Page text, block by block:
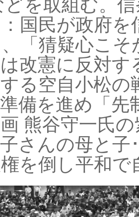
どを取組む。
国民が政府
「猜疑心こ
改憲に反対
る空自小松
準備を進め「
熊谷守一氏
さんの母と子
を倒し平和